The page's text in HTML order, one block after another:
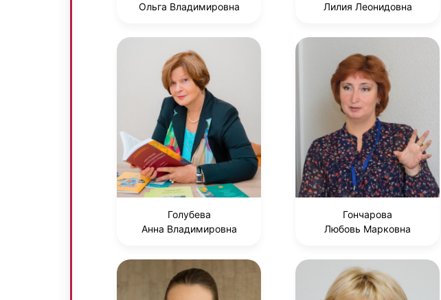
Ольга Владимировна
Лилия Леонидовна
Голубева
Анна Владимировна
Гончарова
Любовь Марковна